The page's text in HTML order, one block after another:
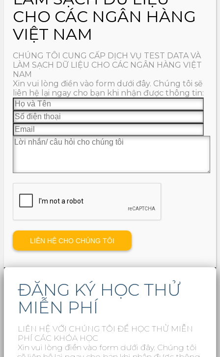
CHO CÁC NGÂN HÀNG
VIỆT NAM
CHÚNG TÔI CUNG CẤP DỊCH VỤ TEST DATA VÀ
LÀM SẠCH DỮ LIỆU CHO CÁC NGÂN HÀNG VIỆT
NAM
Xin vui lòng điền vào form dưới đây. Chúng tôi sẽ
liên hệ lại ngay cho bạn khi nhận được thông tin:
ĐĂNG KÝ HỌC THỬ
MIỄN PHÍ
LIÊN HỆ VỚI CHÚNG TÔI ĐỂ HỌC THỬ MIỄN
PHÍ CÁC KHÓA HỌC
Xin vui lòng điền vào form dưới đây. Chúng tôi